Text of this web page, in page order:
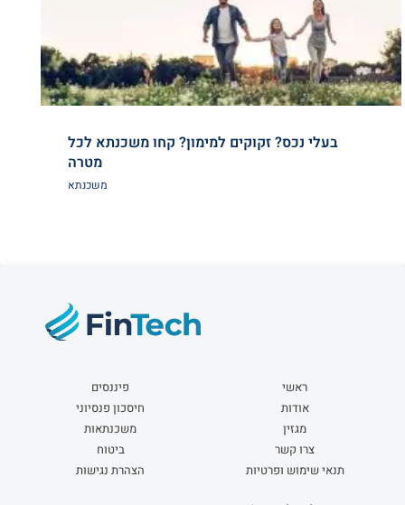
בעלי נכס? זקוקים למימון? קחו משכנתא לכל
מטרה
משכנתא
ראשי
אודות
מגזין
צרו קשר
תנאי שימוש ופרטיות
פיננסים
חיסכון פנסיוני
משכנתאות
ביטוח
הצהרת נגישות